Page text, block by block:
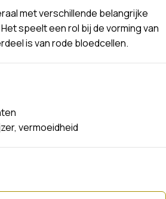
met verschillende belangrijke
speelt een rol bij de vorming van
is van rode bloedcellen.
, vermoeidheid